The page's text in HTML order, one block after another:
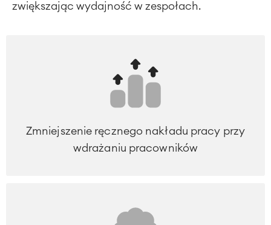
zwiększając wydajność w zespołach.
Zmniejszenie ręcznego nakładu pracy przy
wdrażaniu pracowników